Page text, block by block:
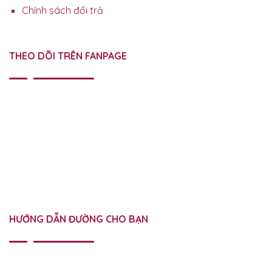
Chính sách đổi trả
THEO DÕI TRÊN FANPAGE
HƯỚNG DẪN ĐƯỜNG CHO BẠN